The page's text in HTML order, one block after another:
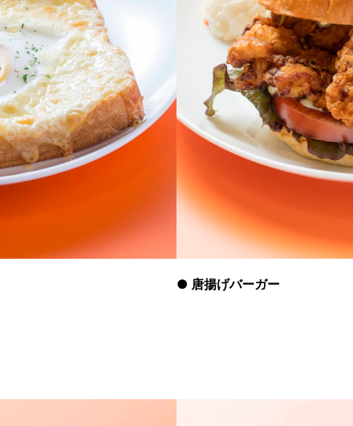
● 唐揚げバーガー